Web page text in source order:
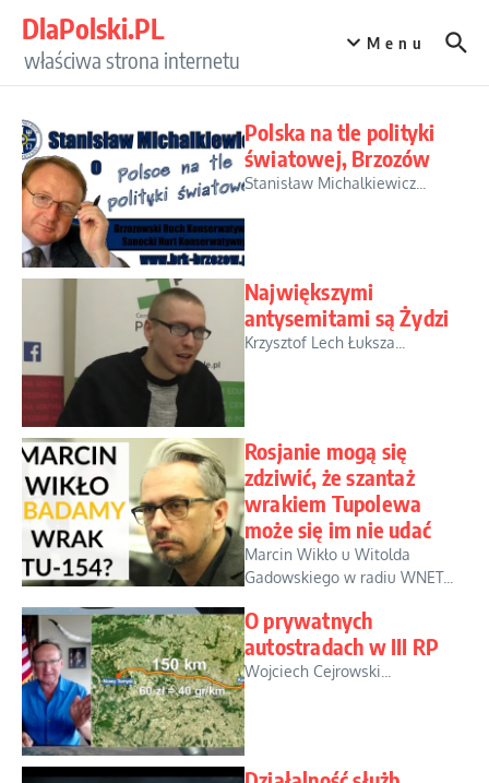
DlaPolski.PL
właściwa strona internetu
Menu
Polska na tle polityki
światowej, Brzozów
Stanisław Michalkiewicz...
Największymi
antysemitami są Żydzi
Krzysztof Lech Łuksza...
Rosjanie mogą się
zdziwić, że szantaż
wrakiem Tupolewa
może się im nie udać
Marcin Wikło u Witolda
Gadowskiego w radiu WNET...
O prywatnych
autostradach w III RP
Wojciech Cejrowski...